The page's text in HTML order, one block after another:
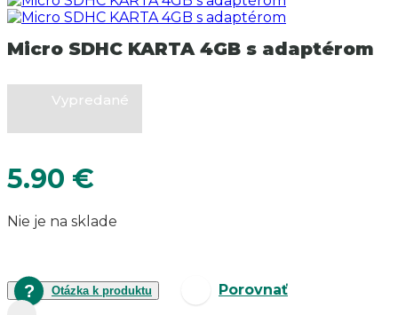
Micro SDHC KARTA 4GB s adaptérom
Vypredané
5.90 €
Nie je na sklade
Otázka k produktu Porovnať